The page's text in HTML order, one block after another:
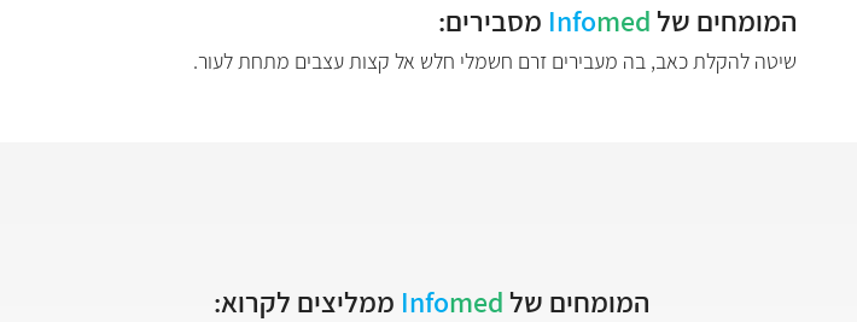
המומחים של Infomed מסבירים:
שיטה להקלת כאב, בה מעבירים זרם חשמלי חלש אל קצות עצבים מתחת לעור.
המומחים של Infomed ממליצים לקרוא: